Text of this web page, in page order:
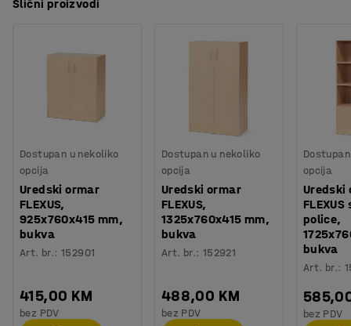
Slični proizvodi
Dostupan u nekoliko
opcija
Uredski ormar
FLEXUS,
925x760x415 mm,
bukva
Art. br.:152901
415,00 KM
bez PDV
Dostupan u nekoliko
opcija
Uredski ormar
FLEXUS,
1325x760x415 mm,
bukva
Art. br.: 152921
488,00 KM
bez PDV
opcija
Uredski
police,
bukva
Art. br.:
bez PDV